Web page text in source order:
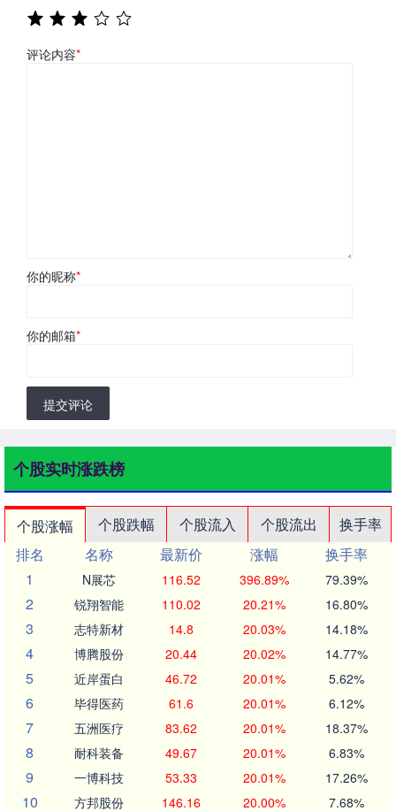
评论内容*
你的昵称*
你的邮箱*
提交评论
个股实时涨跌榜
个股涨幅 个股跌幅 个股流入 个股流出
换手率
排名
名称 最新价 涨幅
换手率
1
N展芯 116.52 396.89% 79.39%
2 锐翔智能 110.02 20.21% 16.80%
3 志特新材 14.8 20.03% 14.18%
4 博腾股份 20.44 20.02% 14.77%
5 近岸蛋白 46.72 20.01% 5.62%
6 毕得医药 61.6 20.01% 6.12%
7 五洲医疗 83.62 20.01% 18.37%
8 耐科装备 49.67 20.01% 6.83%
9 一博科技 53.33 20.01% 17.26%
10 方邦股份 146.16 20.00% 7.68%